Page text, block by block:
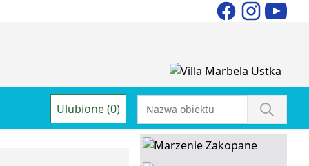
Ulubione (0)